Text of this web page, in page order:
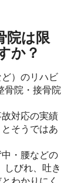
院は限
か？
）のリハビ
骨院・接骨院
対応の実績
そうではあ
・腰などの
しびれ、吐き